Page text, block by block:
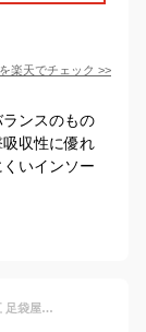
楽天でチェック >>
ンスのもの
収性に優れ
いインソー
【楽天1位】インソール 足袋 中敷 足袋専用 丸五 足袋屋の中敷 祭足袋 中敷き マルゴ 祭り足袋 marugo 疲れにくい 足袋インソール 足袋中敷 祭りたび よさこい 地下足袋 男性 メンズ 女性 レディース まつり お祭り 用 靴付属品 履物 靴 シューズ 履き物 衣装 祭り用品 和装